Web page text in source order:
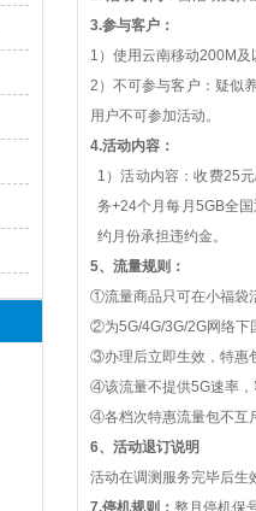
3.参与客户：
1）使用云南移动200M及
2）不可参与客户：疑似
用户不可参加活动。
4.活动内容：
1）活动内容：收费25
务+24个月每月5GB全
约月份承担违约金。
5、流量规则：
①流量商品只可在小福袋
②为5G/4G/3G/2G网络下
③办理后立即生效，特惠
④该流量不提供5G速率，
④各档次特惠流量包不互
6、活动退订说明
活动在调测服务完毕后生
7.停机规则： 整月停机保